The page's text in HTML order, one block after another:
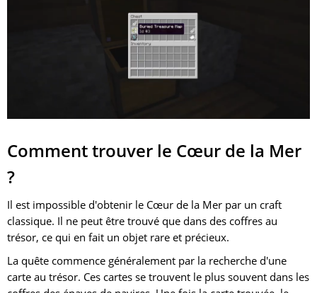
Comment trouver le Cœur de la Mer
?
Il est impossible d'obtenir le Cœur de la Mer par un craft
classique. Il ne peut être trouvé que dans des coffres au
trésor, ce qui en fait un objet rare et précieux.
La quête commence généralement par la recherche d'une
carte au trésor. Ces cartes se trouvent le plus souvent dans les